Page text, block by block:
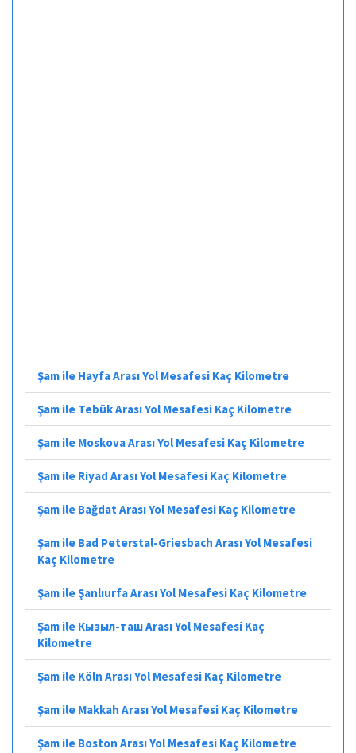
Şam ile Hayfa Arası Yol Mesafesi Kaç Kilometre
Şam ile Tebük Arası Yol Mesafesi Kaç Kilometre
Şam ile Moskova Arası Yol Mesafesi Kaç Kilometre
Şam ile Riyad Arası Yol Mesafesi Kaç Kilometre
Şam ile Bağdat Arası Yol Mesafesi Kaç Kilometre
Şam ile Bad Peterstal-Griesbach Arası Yol Mesafesi
Kaç Kilometre
Şam ile Şanlıurfa Arası Yol Mesafesi Kaç Kilometre
Şam ile Кызыл-таш Arası Yol Mesafesi Kaç
Kilometre
Şam ile Köln Arası Yol Mesafesi Kaç Kilometre
Şam ile Makkah Arası Yol Mesafesi Kaç Kilometre
Şam ile Boston Arası Yol Mesafesi Kaç Kilometre